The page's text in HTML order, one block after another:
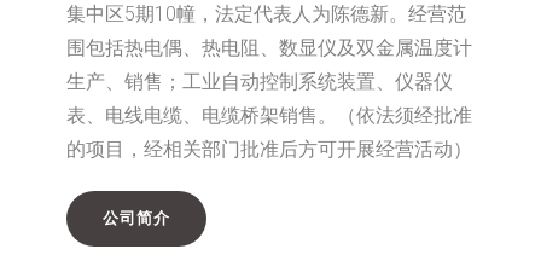
集中区5期10幢，法定代表人为陈德新。经营范
围包括热电偶、热电阻、数显仪及双金属温度计
生产、销售；工业自动控制系统装置、仪器仪
表、电线电缆、电缆桥架销售。（依法须经批准
的项目，经相关部门批准后方可开展经营活动）
公司简介